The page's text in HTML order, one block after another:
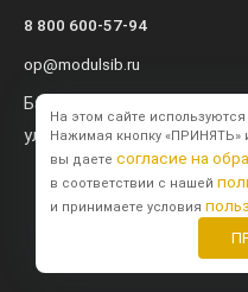
8 800 600-57-94
op@modulsib.ru
Барнаул
ул. Калинина, 71 к2
BTB
На этом сайте
Нажимая кнопку «ПРИНЯТЬ»
вы даете согласие на
в соответствии с нашей
и принимаете условия